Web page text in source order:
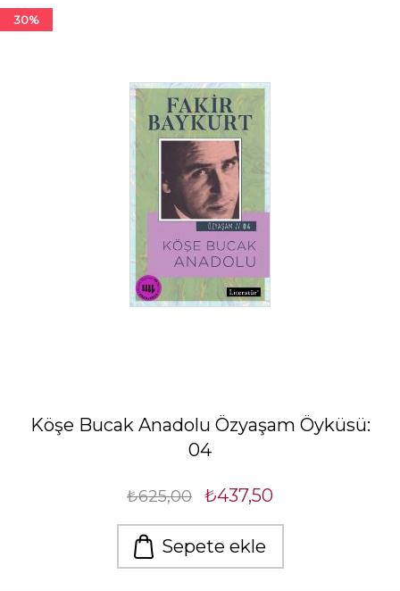
30%
Köşe Bucak Anadolu Özyaşam Öyküsü:
04
₺625,00 ₺437,50
Sepete ekle